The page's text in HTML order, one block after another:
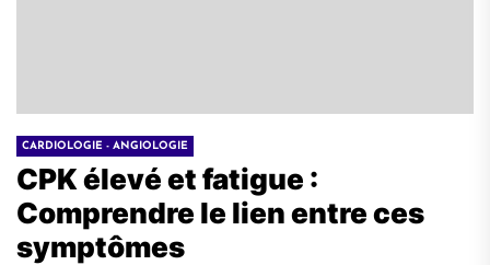
CARDIOLOGIE - ANGIOLOGIE
CPK élevé et fatigue :
Comprendre le lien entre ces
symptômes